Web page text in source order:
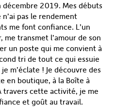
décembre 2019. Mes débuts
pas le rendement
me font confiance. L’un
me transmet l’amour de son
un poste qui me convient à
tri de tout ce qui essuie
m’éclate ! Je découvre des
en boutique, à la Boîte à
travers cette activité, je me
et goût au travail.